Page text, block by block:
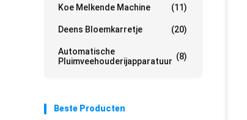
Koe Melkende Machine (11)
Deens Bloemkarretje (20)
Automatische
Pluimveehouderijapparatuur (8)
Beste Producten